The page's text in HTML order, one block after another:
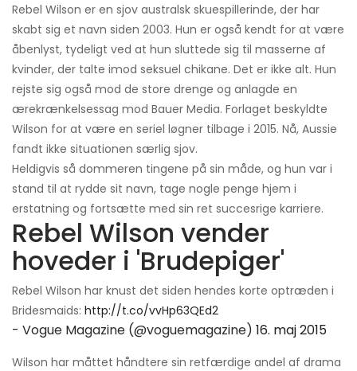
Rebel Wilson er en sjov australsk skuespillerinde, der har
skabt sig et navn siden 2003. Hun er også kendt for at være
åbenlyst, tydeligt ved at hun sluttede sig til masserne af
kvinder, der talte imod seksuel chikane. Det er ikke alt. Hun
rejste sig også mod de store drenge og anlagde en
ærekrænkelsessag mod Bauer Media. Forlaget beskyldte
Wilson for at være en seriel løgner tilbage i 2015. Nå, Aussie
fandt ikke situationen særlig sjov.
Heldigvis så dommeren tingene på sin måde, og hun var i
stand til at rydde sit navn, tage nogle penge hjem i
erstatning og fortsætte med sin ret succesrige karriere.
Rebel Wilson vender
hoveder i 'Brudepiger'
Rebel Wilson har knust det siden hendes korte optræden i
Bridesmaids: http://t.co/vvHp63QEd2
- Vogue Magazine (@voguemagazine) 16. maj 2015
Wilson har måttet håndtere sin retfærdige andel af drama